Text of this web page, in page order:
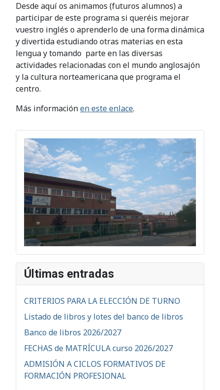
Desde aquí os animamos (futuros alumnos) a
participar de este programa si queréis mejorar
vuestro inglés o aprenderlo de una forma dinámica
y divertida estudiando otras materias en esta
lengua y tomando parte en las diversas
actividades relacionadas con el mundo anglosajón
y la cultura norteamericana que programa el
centro.
Más informaciónen este enlace.
Últimas entradas
CRITERIOS PARA LA ELECCIÓN DE TURNO
Listado de libros y lotes del banco de libros
Banco de libros 2026/2027
FECHAS de MATRÍCULA curso 2026/2027
ADMISIÓN A CICLOS FORMATIVOS DE
FORMACIÓN PROFESIONAL